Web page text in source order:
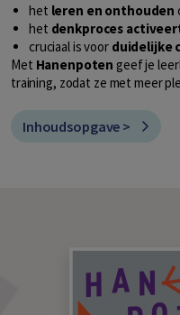
het leren en onthouden
het denkproces
cruciaal is voor duidelijke
Met Hanenpoten geef je
training, zodat ze met meer
Inhoudsopgave >